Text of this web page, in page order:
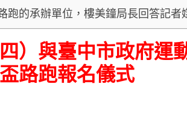
跑的承辦單位，樓美鐘局長回答記者
）與臺中市政府運
盃路跑報名儀式